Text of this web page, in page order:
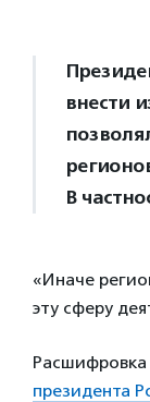
внести
В
«Иначе
эту сферу
Расшифровка
президента